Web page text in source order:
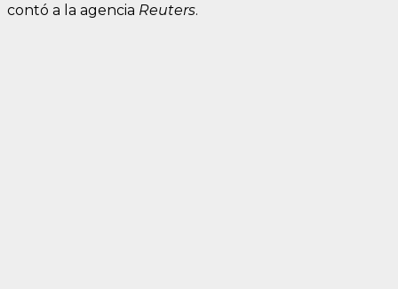
contó a la agencia Reuters.